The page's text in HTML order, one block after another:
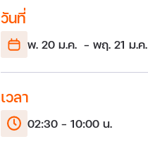
วันที่
พ. 20 ม.ค. - พฤ. 21 ม.ค.
เวลา
02:30 - 10:00 น.